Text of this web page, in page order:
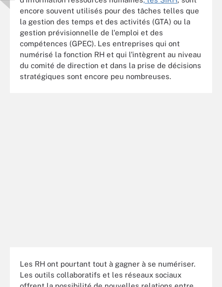
encore souvent utilisés pour des tâches telles que
la gestion des temps et des activités (GTA) ou la
gestion prévisionnelle de l'emploi et des
compétences (GPEC). Les entreprises qui ont
numérisé la fonction RH et qui l'intègrent au niveau
du comité de direction et dans la prise de décisions
stratégiques sont encore peu nombreuses.
Les RH ont pourtant tout à gagner à se numériser.
Les outils collaboratifs et les réseaux sociaux